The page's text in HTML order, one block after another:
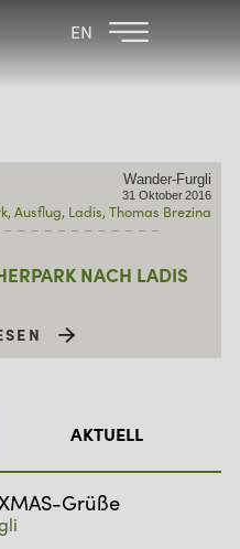
EN
Wander-Furgli
31 Oktober 2016
Ausflug Ladis Thomas Brezina
NACH LADIS
AKTUELL
Grüße